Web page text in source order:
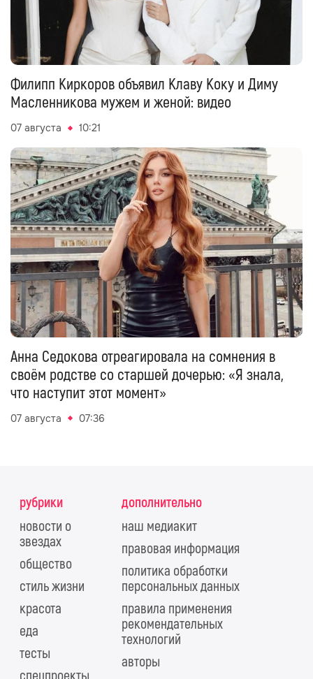
Филипп Киркоров объявил Клаву Коку и Диму
Масленникова мужем и женой: видео
07 августа 10:21
Анна Седокова отреагировала на сомнения в
своём родстве со старшей дочерью: «Я знала,
что наступит этот момент»
07 августа 07:36
рубрики
новости о
звездах
общество
стиль жизни
красота
еда
тесты
дополнительно
наш медиакит
правовая информация
политика обработки
персональных данных
правила применения
рекомендательных
технологий
авторы